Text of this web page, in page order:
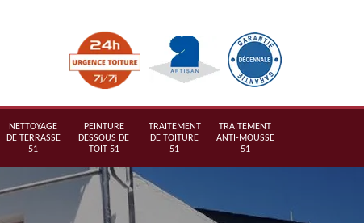
NETTOYAGE
DE TERRASSE
51
PEINTURE
DESSOUS DE
TOIT 51
TRAITEMENT
DE TOITURE
51
TRAITEMENT
ANTI-MOUSSE
51